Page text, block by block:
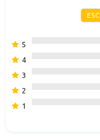
5
4
3
2
1